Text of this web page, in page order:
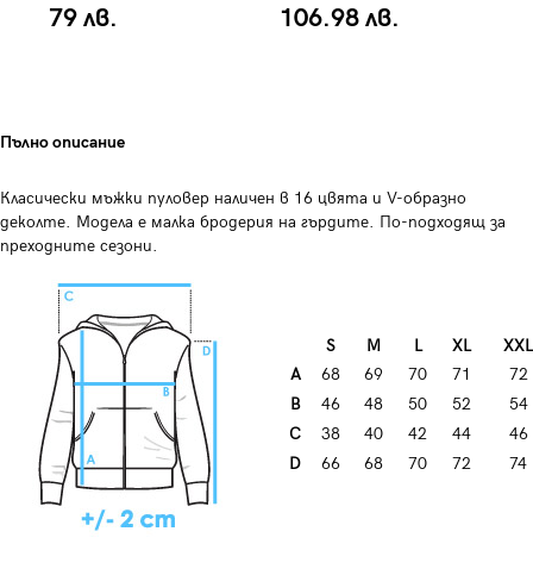
79 лв.
106.98 лв.
Пълно описание
Класически мъжки пуловер наличен в 16 цвята и V-образно
деколте. Модела е малка бродерия на гърдите. По-подходящ за
преходните сезони.
S M L XL
XXL
A
68 69 70 71
72
B
46 48 50 52
54
C
38 40 42 44
46
D
66 68 70 72 74